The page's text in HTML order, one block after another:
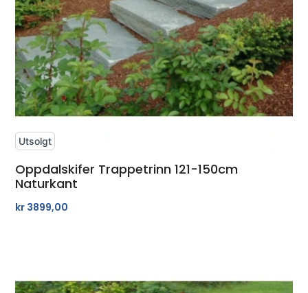
Oppdalskifer Trappetrinn 121-150cm
Naturkant
kr 3899,00
Utsolgt